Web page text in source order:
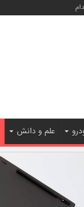
علم و دانش